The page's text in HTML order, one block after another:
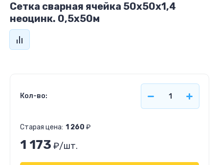
Сетка сварная ячейка 50х50х1,4
неоцинк. 0,5х50м
Кол-во:
Старая цена: 1 260 ₽
1 173 ₽/шт.